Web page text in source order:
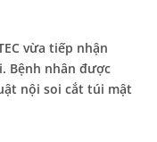
vừa tiếp nhận
Bệnh nhân được
nội soi cắt túi mật